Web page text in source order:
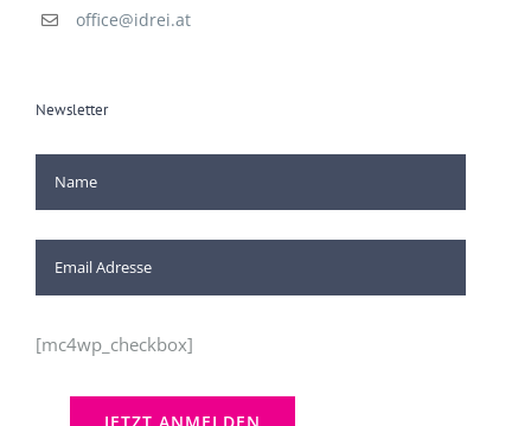
office@idrei.at
Newsletter
[mc4wp_checkbox]